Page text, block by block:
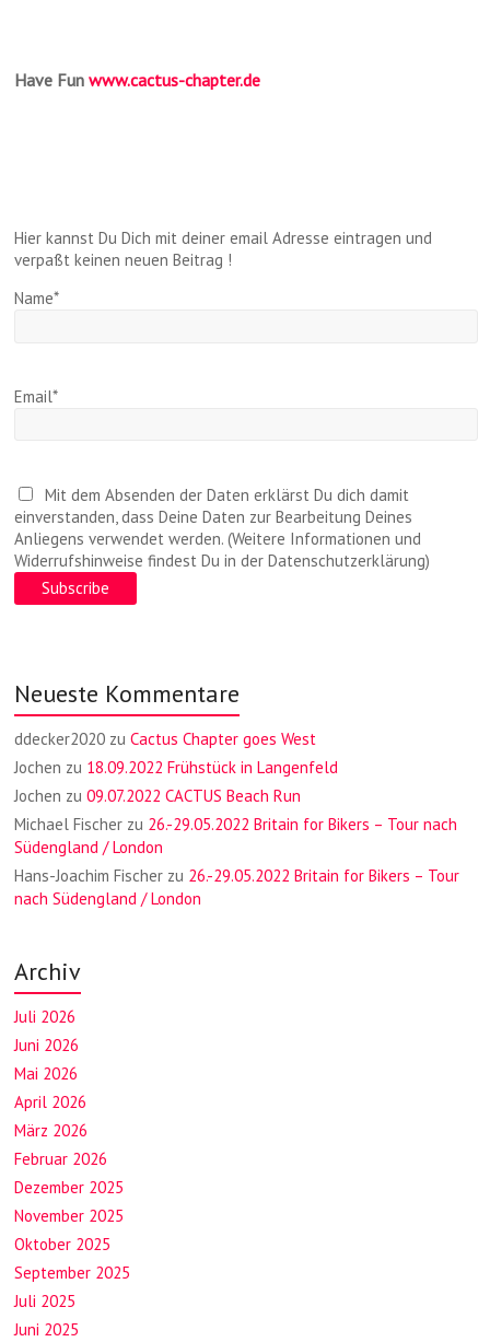
Have Funwww.cactus-chapter.de
Hier kannst Du Dich mit deiner email Adresse eintragen und
verpaßt keinen neuen Beitrag !
Name*
Email*
Mit dem Absenden der Daten erklärst Du dich damit
einverstanden, dass Deine Daten zur Bearbeitung Deines
Anliegens verwendet werden. (Weitere Informationen und
Widerrufshinweise findest Du in der Datenschutzerklärung)
Neueste Kommentare
ddecker2020 zuCactus Chapter goes West
Jochen zu 18.09.2022 Frühstück in Langenfeld
Jochen zu09.07.2022 CACTUS Beach Run
Michael Fischer zu 26.-29.05.2022 Britain for Bikers – Tour nach
Südengland / London
Hans-Joachim Fischer zu 26.-29.05.2022 Britain for Bikers – Tour
nach Südengland / London
Archiv
Juli 2026
Juni 2026
Mai 2026
April 2026
März 2026
Februar 2026
Dezember 2025
November 2025
Oktober 2025
September 2025
Juli 2025
Juni 2025